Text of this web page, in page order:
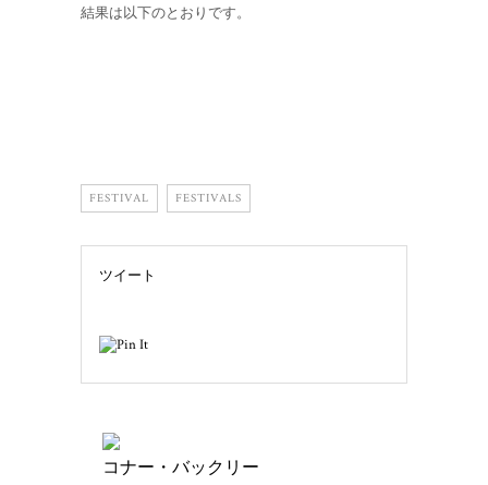
結果は以下のとおりです。
FESTIVAL FESTIVALS
ツイート
コナー・バックリー